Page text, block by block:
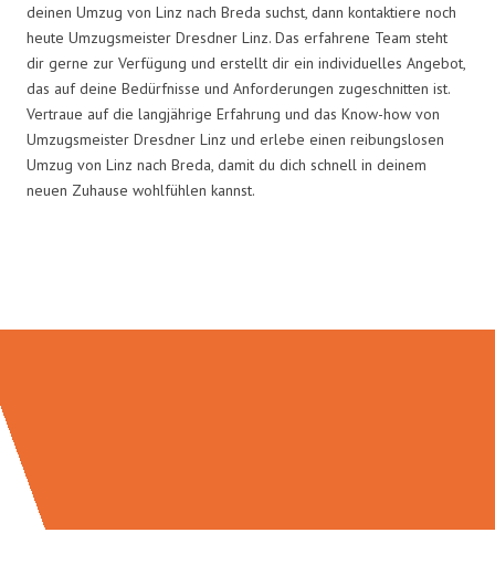
deinen Umzug von Linz nach Breda suchst, dann kontaktiere noch
heute Umzugsmeister Dresdner Linz. Das erfahrene Team steht
dir gerne zur Verfügung und erstellt dir ein individuelles Angebot,
das auf deine Bedürfnisse und Anforderungen zugeschnitten ist.
Vertraue auf die langjährige Erfahrung und das Know-how von
Umzugsmeister Dresdner Linz und erlebe einen reibungslosen
Umzug von Linz nach Breda, damit du dich schnell in deinem
neuen Zuhause wohlfühlen kannst.